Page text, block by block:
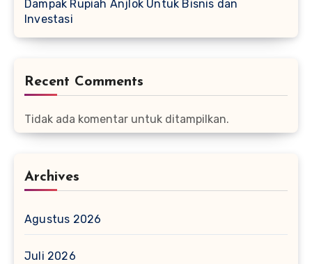
Dampak Rupiah Anjlok Untuk Bisnis dan
Investasi
Recent Comments
Tidak ada komentar untuk ditampilkan.
Archives
Agustus 2026
Juli 2026